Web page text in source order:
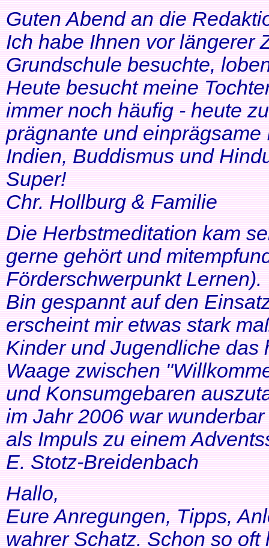
Guten Abend an die
Ich habe Ihnen vor längerer
Grundschule besuchte,
Heute besucht meine
immer noch häufig - heute
prägnante und
Indien, Buddismus und
Super!
Chr. Hollburg & Familie
Die Herbstmeditation kam
gerne gehört und
Förderschwerpunkt Lernen).
Bin gespannt auf den
erscheint mir etwas stark
Kinder und Jugendliche das
Waage zwischen
und Konsumgebaren
im Jahr 2006 war
als Impuls zu einem
E. Stotz-Breidenbach
Hallo,
Eure Anregungen, Tipps,
wahrer Schatz. Schon so